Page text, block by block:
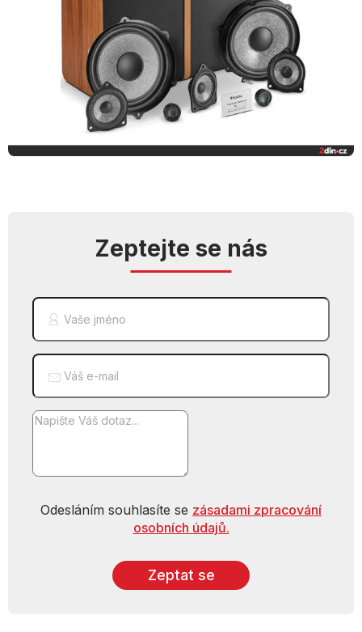
Zeptejte se nás
Vaše jméno
Váš e-mail
Odesláním souhlasíte se zásadami zpracování
osobních údajů.
Zeptat se